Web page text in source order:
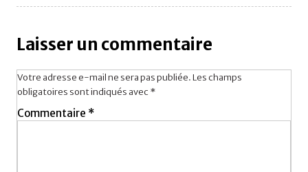
Laisser un commentaire
Votre adresse e-mail ne sera pas publiée.Les champs
obligatoires sont indiqués avec *
Commentaire *